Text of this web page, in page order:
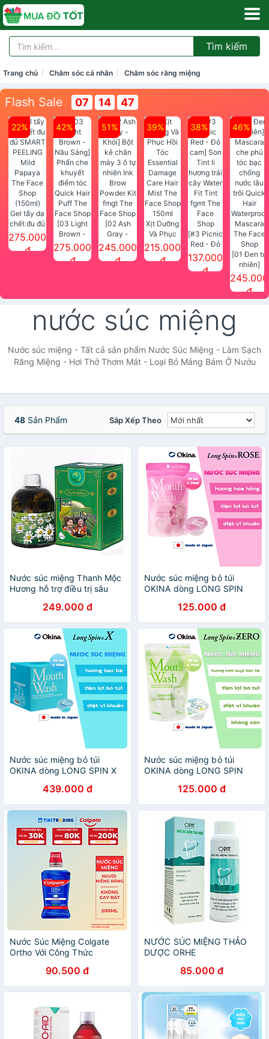
Tìm kiếm
Trang chủ Chăm sóc cá nhân Chăm sóc răng miệng
Flash Sale 07 14 46
22%
Gel tẩy da
chết đu đủ
SMART
PEELING
275.000
đ
42%
[03 Light
Brown -
Nâu Sáng]
Phấn che
275.000
đ
51%
[02 Ash
Gray -
Khói] Bột
kẻ chân
Face Shop
245.000
đ
39%
Xịt Dưỡng
Và Phục
Hồi Tóc
Essential
215.000
đ
38%
[#3 Picnic
Red - Đỏ
cam] Son
Face
Shop
137.000
đ
46%
[01 Đen tự
nhiên]
Mascara
che phủ
Waterproof
Mascara
The Face
245.000
đ
nước súc miệng
Nước súc miệng - Tất cả sản phẩm Nước Súc Miệng - Làm Sạch
Răng Miệng - Hơi Thở Thơm Mát - Loại Bỏ Mảng Bám Ở Nướu
48 Sản Phẩm Sắp Xếp Theo
Nước súc miệng Thanh Mộc
Hương hỗ trợ điều trị sâu
249.000 đ
Nước súc miệng bỏ túi
OKINA dòng LONG SPIN
Hồng – Túi 10 hũ x 14ml
125.000 đ
Nước súc miệng bỏ túi
OKINA dòng LONG SPIN X
Hộp 42 hũ x 14ml
439.000 đ
Nước súc miệng bỏ túi
OKINA dòng LONG SPIN
Quýt Bạc Hà không cồn –
Túi 10 hũ x 14ml
125.000 đ
Nước Súc Miệng Colgate
Ortho Với Công Thức
Niềng Răng 500Ml
90.500 đ
NƯỚC SÚC MIỆNG THẢO
DƯỢC ORHE
85.000 đ